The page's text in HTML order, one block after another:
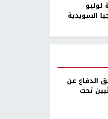
السويدية
الدفاع عن
تحت